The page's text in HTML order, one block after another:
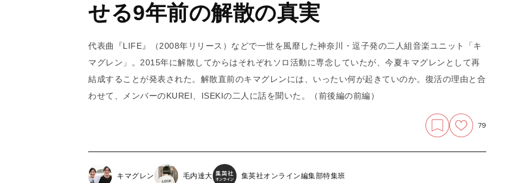
せる9年前の解散の真実
代表曲『LIFE』（2008年リリース）などで一世を風靡した神奈川・逗子発の二人組音楽ユニット「キ
マグレン」。2015年に解散してからはそれぞれソロ活動に専念していたが、今夏キマグレンとして再
結成することが発表された。解散直前のキマグレンには、いったい何が起きていのか。復活の理由と合
わせて、メンバーのKUREI、ISEKIの二人に話を聞いた。（前後編の前編）
79
キマグレン 毛内達大 集英社オンライン編集部特集班